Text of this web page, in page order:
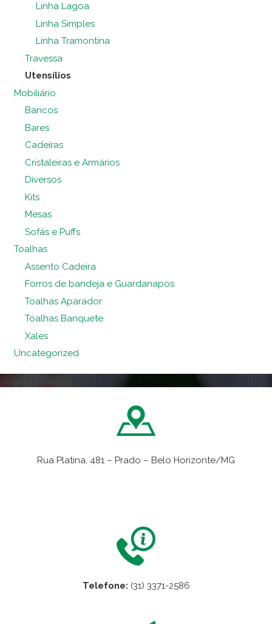
Linha Lagoa
Linha Simples
Linha Tramontina
Travessa
Utensílios
Mobiliário
Bancos
Bares
Cadeiras
Cristaleiras e Armários
Diversos
Kits
Mesas
Sofás e Puffs
Toalhas
Assento Cadeira
Forros de bandeja e Guardanapos
Toalhas Aparador
Toalhas Banquete
Xales
Uncategorized
Rua Platina, 481 – Prado – Belo Horizonte/MG
Telefone: (31) 3371-2586